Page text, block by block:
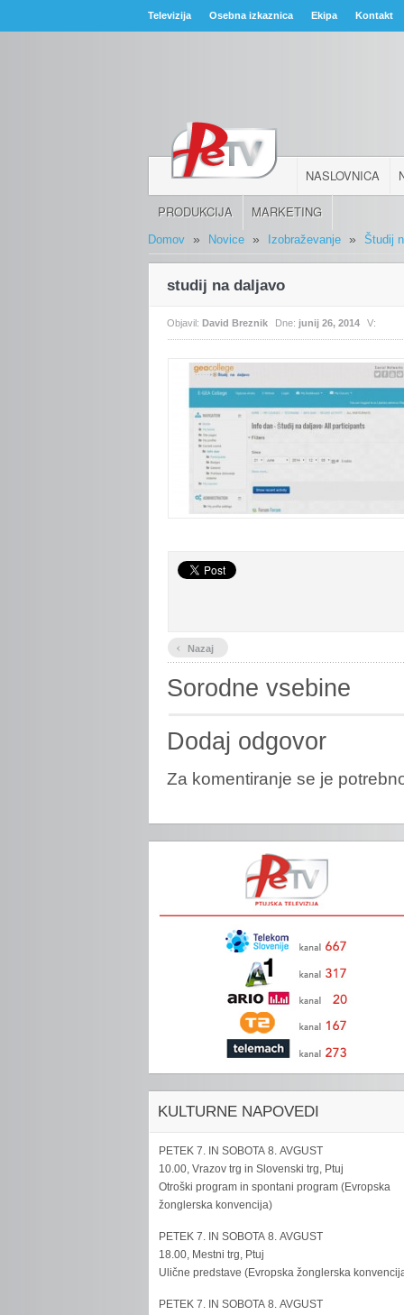
Televizija Osebna izkaznica Ekipa Kontakt
NASLOVNICA
PRODUKCIJA MARKETING
Domov » Novice » Izobraževanje » Študij
studij na daljavo
Objavil:David Breznik Dne: junij 26, 2014 V:
‹ Nazaj
Sorodne vsebine
Dodaj odgovor
Za komentiranje se je
KULTURNE NAPOVEDI
PETEK 7. IN SOBOTA 8. AVGUST
10.00, Vrazov trg in Slovenski trg, Ptuj
Otroški program in spontani program (Evropska
žonglerska konvencija)
PETEK 7. IN SOBOTA 8. AVGUST
18.00, Mestni trg, Ptuj
Ulične predstave (Evropska žonglerska
PETEK 7. IN SOBOTA 8. AVGUST